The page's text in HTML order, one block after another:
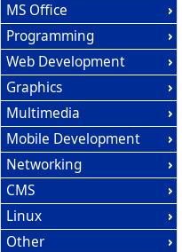
MS Office
Programming
Web Development
Graphics
Multimedia
Mobile Development
Networking
CMS
Linux
Other